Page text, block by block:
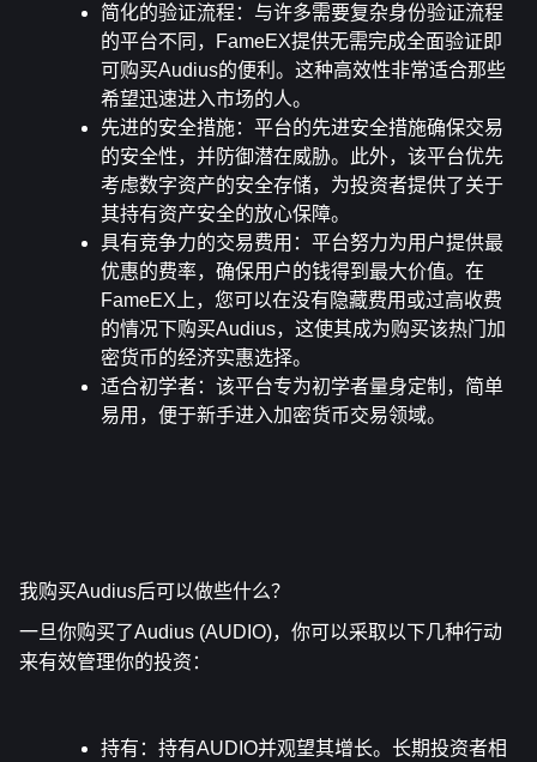
简化的验证流程 ：与许多需要复杂身份验证流程
的平台不同，FameEX提供无需完成全面验证即
可购买Audius的便利。这种高效性非常适合那些
希望迅速进入市场的人。
先进的安全措施：平台的先进安全措施确保交易
的安全性，并防御潜在威胁。此外，该平台优先
考虑数字资产的安全存储，为投资者提供了关于
其持有资产安全的放心保障。
具有竞争力的交易费用 ：平台努力为用户提供最
优惠的费率，确保用户的钱得到最大价值。在
FameEX上，您可以在没有隐藏费用或过高收费
的情况下购买Audius，这使其成为购买该热门加
密货币的经济实惠选择。
适合初学者：该平台专为初学者量身定制，简单
易用，便于新手进入加密货币交易领域。
我购买Audius后可以做些什么？
一旦你购买了Audius (AUDIO)，你可以采取以下几种行动
来有效管理你的投资：
持有 ：持有AUDIO并观望其增长。长期投资者相